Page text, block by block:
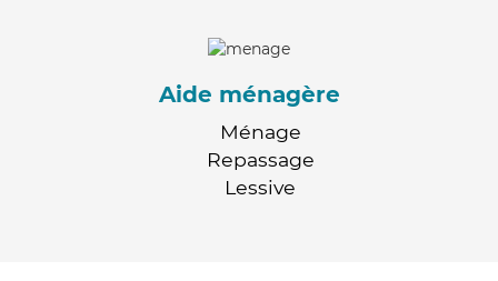
Aide ménagère
Ménage
Repassage
Lessive